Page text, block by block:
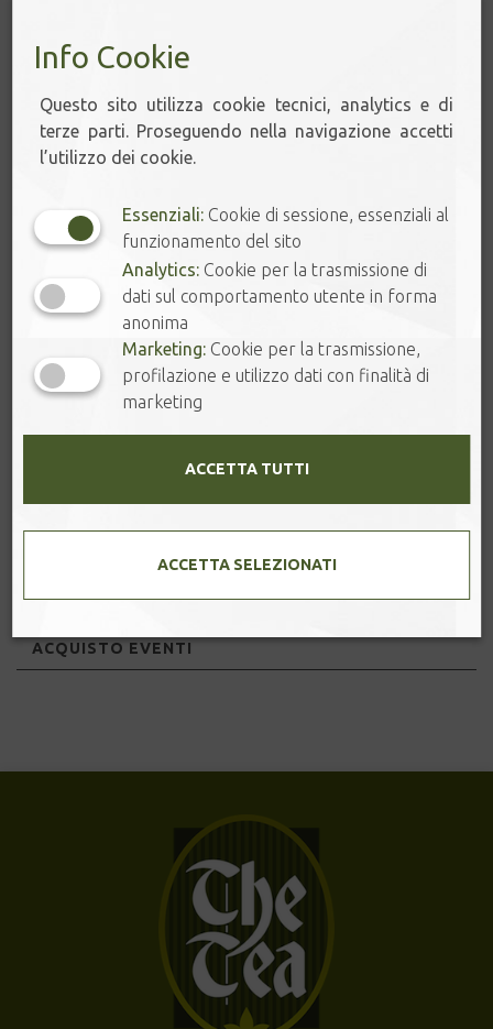
FOGLIE DI TÈ
FILTRI A PIRAMIDE
CAFFÈ
SPEZIE ED ERBE AROMATICHE
ACCESSORI PER IL TÈ
ACQUISTO EVENTI
Info Cookie
Questo sito utilizza cookie tecnici, analytics e di
terze parti. Proseguendo nella navigazione accetti
l’utilizzo dei cookie.
Essenziali: Cookie di sessione, essenziali al
funzionamento del sito
Analytics: Cookie per la trasmissione di
dati sul comportamento utente in forma
anonima
Marketing: Cookie per la trasmissione,
profilazione e utilizzo dati con finalità di
marketing
ACCETTA TUTTI
ACCETTA SELEZIONATI